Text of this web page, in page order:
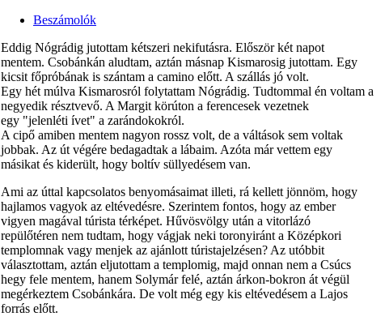
Beszámolók
Eddig Nógrádig jutottam kétszeri nekifutásra. Először két napot
mentem. Csobánkán aludtam, aztán másnap Kismarosig jutottam. Egy
kicsit főpróbának is szántam a camino előtt. A szállás jó volt.
Egy hét múlva Kismarosról folytattam Nógrádig. Tudtommal én voltam a
negyedik résztvevő. A Margit körúton a ferencesek vezetnek
egy "jelenléti ívet" a zarándokokról.
A cipő amiben mentem nagyon rossz volt, de a váltások sem voltak
jobbak. Az út végére bedagadtak a lábaim. Azóta már vettem egy
másikat és kiderült, hogy boltív süllyedésem van.
Ami az úttal kapcsolatos benyomásaimat illeti, rá kellett jönnöm, hogy
hajlamos vagyok az eltévedésre. Szerintem fontos, hogy az ember
vigyen magával túrista térképet. Hűvösvölgy után a vitorlázó
repülőtéren nem tudtam, hogy vágjak neki toronyiránt a Középkori
templomnak vagy menjek az ajánlott túristajelzésen? Az utóbbit
választottam, aztán eljutottam a templomig, majd onnan nem a Csúcs
hegy fele mentem, hanem Solymár felé, aztán árkon-bokron át végül
megérkeztem Csobánkára. De volt még egy kis eltévedésem a Lajos
forrás előtt.